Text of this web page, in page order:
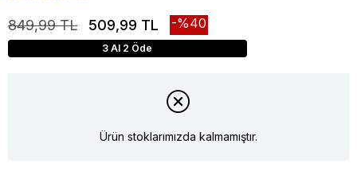
849,99 TL 509,99 TL 40
3 Al 2 Öde
Ürün stoklarımızda kalmamıştır.